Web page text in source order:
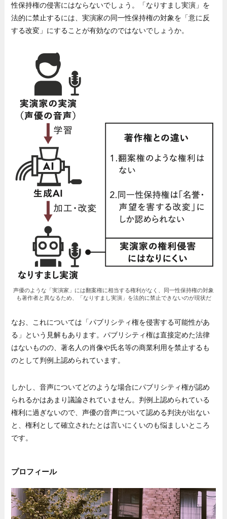
性保持権の侵害にはならないでしょう。「なりすまし実演」を
法的に禁止するには、実演家の同一性保持権の対象を「意に反
する改変」にすることが有効なのではないでしょうか。
声優のような「実演家」には翻案権に相当する権利がなく、同一性保持権の対象
も著作者と異なるため、「なりすまし実演」を法的に禁止できないのが現状だ
なお、これについては「パブリシティ権を侵害する可能性があ
る」という見解もあります。パブリシティ権は直接定めた法律
はないものの、著名人の肖像や氏名等の商業利用を禁止するも
のとして判例上認められています。
しかし、音声についてどのような場合にパブリシティ権が認め
られるかはあまり議論されていません。判例上認められている
権利に過ぎないので、声優の音声について認める判決が出ない
と、権利として確立されたとは言いにくいのも悩ましいところ
です。
プロフィール